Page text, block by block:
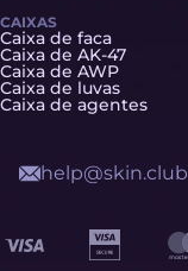
CAIXAS
Caixa de faca
Caixa de AK-47
Caixa de AWP
Caixa de luvas
Caixa de agentes
help@skin.club